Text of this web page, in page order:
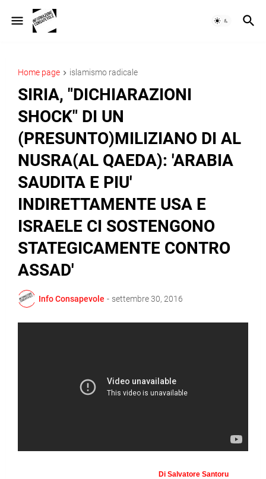
Home page islamismo radicale
SIRIA, "DICHIARAZIONI
SHOCK" DI UN
(PRESUNTO)MILIZIANO DI AL
NUSRA(AL QAEDA): 'ARABIA
SAUDITA E PIU'
INDIRETTAMENTE USA E
ISRAELE CI SOSTENGONO
STATEGICAMENTE CONTRO
ASSAD'
Info Consapevole - settembre 30, 2016
Di Salvatore Santoru